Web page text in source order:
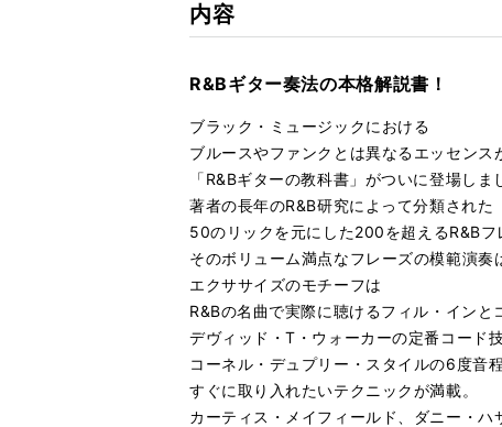
内容
R&Bギター奏法の本格解説書！
ブラック・ミュージックにおける
ブルースやファンクとは異なるエッセンス
「R&Bギターの教科書」がついに登場しま
著者の長年のR&B研究によって分類された
50のリックを元にした200を超えるR&Bフ
そのボリューム満点なフレーズの模範演奏
エクササイズのモチーフは
R&Bの名曲で実際に聴けるフィル・インと
デヴィッド・T・ウォーカーの定番コード技
コーネル・デュプリー・スタイルの6度音
すぐに取り入れたいテクニックが満載。
カーティス・メイフィールド、ダニー・ハ